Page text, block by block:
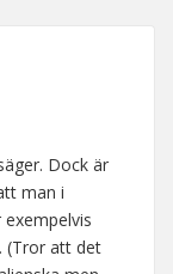
Dock är
man i
(Tror att det